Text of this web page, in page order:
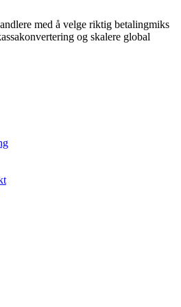
med å velge riktig betalingmiks
og skalere global